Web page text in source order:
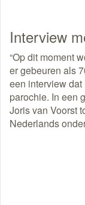
Interview
“Op dit moment
er gebeuren als
een interview
parochie. In een
Joris van Voorst
Nederlands